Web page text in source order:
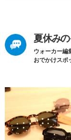
夏休み
ウォーカー編
おでかけスポ